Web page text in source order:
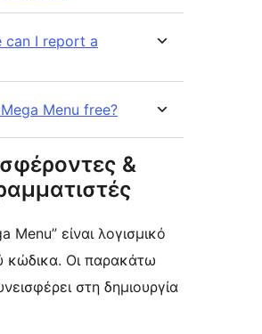
can I report a
Menu free?
&
Menu” είναι λογισμικό
κώδικα. Οι παρακάτω
στη δημιουργία